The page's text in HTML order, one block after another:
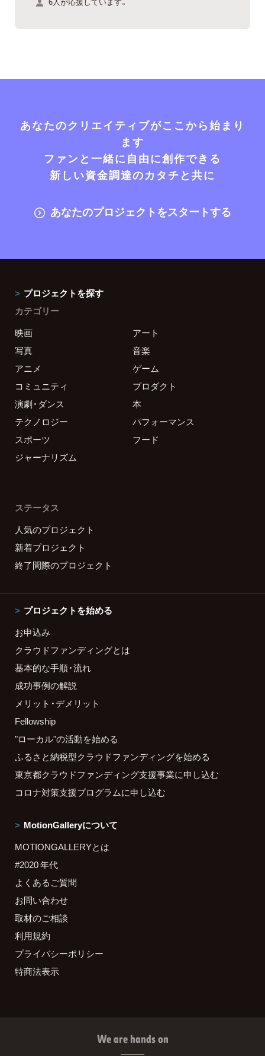
あなたのクリエイティブがここから始まり
ます
ファンと一緒に自由に創作できる
新しい資金調達のカタチと共に
あなたのプロジェクトをスタートする
プロジェクトを探す
カテゴリー
映画
アート
写真
音楽
アニメ
ゲーム
コミュニティ
プロダクト
演劇・ダンス
本
テクノロジー
パフォーマンス
スポーツ
フード
ジャーナリズム
ステータス
人気のプロジェクト
新着プロジェクト
終了間際のプロジェクト
プロジェクトを始める
お申込み
クラウドファンディングとは
基本的な手順・流れ
成功事例の解説
メリット・デメリット
Fellowship
"ローカル"の活動を始める
ふるさと納税型クラウドファンディングを始める
東京都クラウドファンディング支援事業に申し込む
コロナ対策支援プログラムに申し込む
MotionGalleryについて
MOTIONGALLERYとは
#2020 年代
よくあるご質問
お問い合わせ
取材のご相談
利用規約
プライバシーポリシー
特商法表示
We are hands on